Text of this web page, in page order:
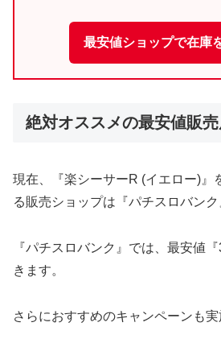
最安値ショップで在庫
絶対オススメの最安値販売
現在、『楽シーサーR (イエロー)』
る販売ショップは『パチスロバンク
『パチスロバンク』では、最安値
きます。
さらにおすすめのキャンペーンも実